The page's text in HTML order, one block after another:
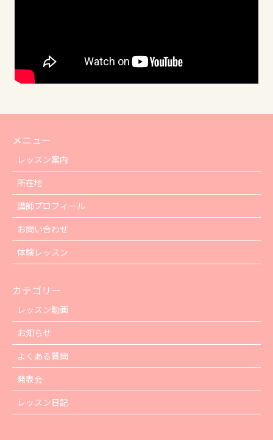
メニュー
レッスン案内
所在地
講師プロフィール
お問い合わせ
体験レッスン
カテゴリー
レッスン動画
お知らせ
よくある質問
発表会
レッスン日記